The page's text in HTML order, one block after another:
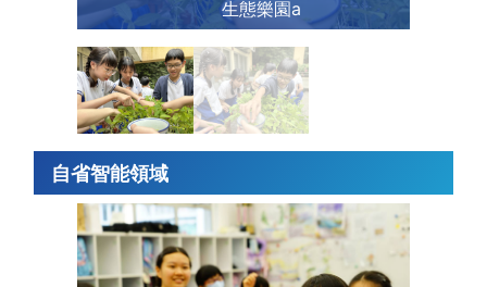
生態樂園a
自省智能領域